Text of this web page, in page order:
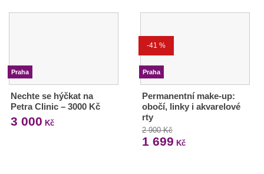
Praha
Nechte se hýčkat na
Petra Clinic – 3000 Kč
3 000 Kč
-41 %
Praha
Permanentní make-up:
obočí, linky i akvarelové
rty
2 900 Kč
1 699 Kč